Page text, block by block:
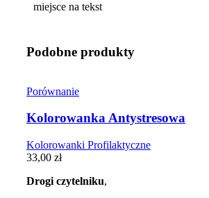
miejsce na tekst
Podobne produkty
Porównanie
Kolorowanka Antystresowa
Kolorowanki Profilaktyczne
33,00 zł
Drogi czytelniku,